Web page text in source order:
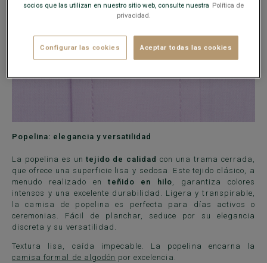
Popelina: elegancia y versatilidad
La popelina es untejido de calidad con una trama cerrada,
que ofrece una superficie lisa y sedosa. Este tejido clásico, a
menudo realizado enteñido en hilo, garantiza colores
intensos y una excelente durabilidad. Ligera y transpirable,
la camisa de popelina es perfecta para días activos o
ceremonias. Fácil de planchar, seduce por su elegancia
discreta y su versatilidad.
Textura lisa, caída impecable. La popelina encarna la
camisa formal de algodón por excelencia.
socios que las utilizan en nuestro sitio web, consulte nuestra Política de
privacidad.
Configurar las cookies Aceptar todas las cookies